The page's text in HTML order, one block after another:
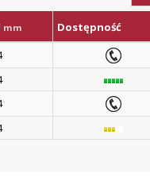
mm Dostępność